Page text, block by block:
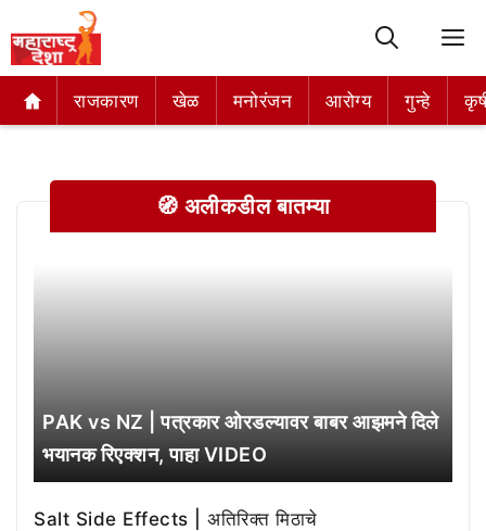
राजकारण खेळ मनोरंजन आरोग्य गुन्हे
राजकारण खेळ मनोरंजन आरोग्य गुन्हे
🧭 अलीकडील बातम्या
PAK vs NZ | पत्रकार ओरडल्यावर बाबर आझमने दिले
भयानक रिएक्शन, पाहा VIDEO
Salt Side Effects | अतिरिक्त मिठाचे